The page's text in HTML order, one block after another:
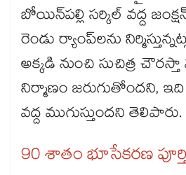
బోయిన్​పల్లి సర్కిల్ వద్ద
రెండు ర్యాంప్​లను
అక్కడి నుంచి సుచిత్ర చౌరస్తా
నిర్మాణం జరుగుతోందని,
వద్ద ముగుస్తుందని తెలిపారు.
90 శాతం భూసేకరణ